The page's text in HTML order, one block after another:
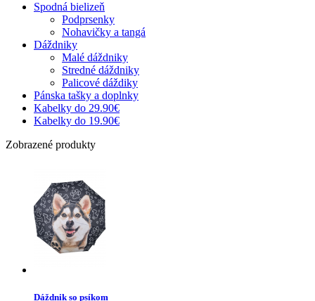
Spodná bielizeň
Podprsenky
Nohavičky a tangá
Dáždniky
Malé dáždniky
Stredné dáždniky
Palicové dáždiky
Pánska tašky a doplnky
Kabelky do 29.90€
Kabelky do 19.90€
Zobrazené produkty
Dáždnik so psíkom